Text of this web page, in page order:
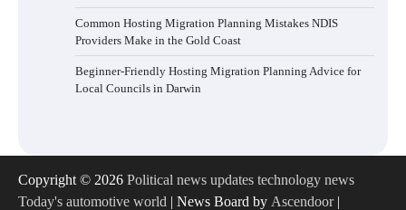
Common Hosting Migration Planning Mistakes NDIS
Providers Make in the Gold Coast
Beginner-Friendly Hosting Migration Planning Advice for
Local Councils in Darwin
Copyright © 2026 Political news updates technology news
Today's automotive world | News Board by Ascendoor|